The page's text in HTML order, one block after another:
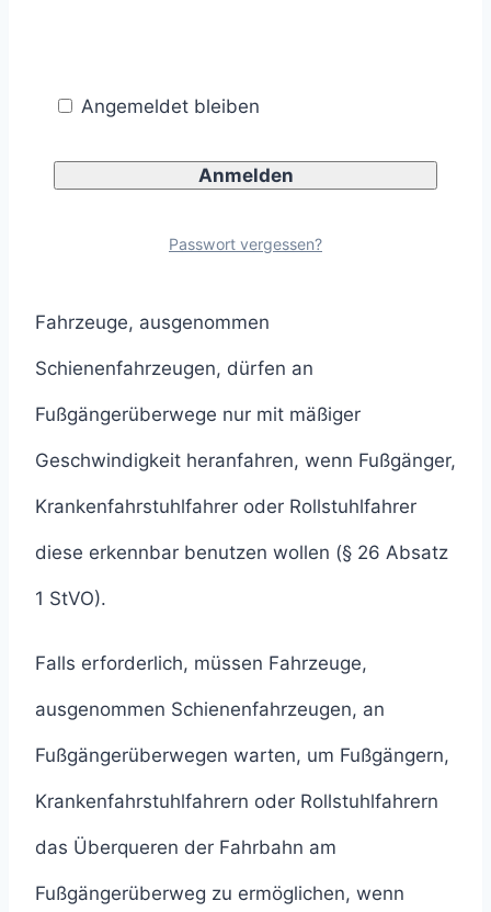
müssen Fußgängern, Fahrern von
Krankenfahrstühlen und Rollstuhlfahrern an
Fahrbahn nicht ermöglichen.
Fahrzeuge, ausgenommen
Schienenfahrzeugen, dürfen an
Fußgängerüberwege nur mit mäßiger
Geschwindigkeit heranfahren, wenn Fußgänger,
Krankenfahrstuhlfahrer oder Rollstuhlfahrer
diese erkennbar benutzen wollen (§ 26 Absatz
1 StVO).
Falls erforderlich, müssen Fahrzeuge,
ausgenommen Schienenfahrzeugen, an
Fußgängerüberwegen warten, um Fußgängern,
Krankenfahrstuhlfahrern oder Rollstuhlfahrern
das Überqueren der Fahrbahn am
Fußgängerüberweg zu ermöglichen, wenn
Angemeldet bleiben
Passwort vergessen?